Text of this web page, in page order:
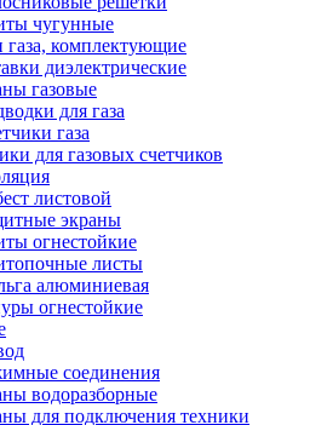
чугунные
газа, комплектующие
диэлектрические
газовые
для газа
газа
для газовых счетчиков
листовой
экраны
огнестойкие
листы
алюминиевая
огнестойкие
соединения
водоразборные
для подключения техники